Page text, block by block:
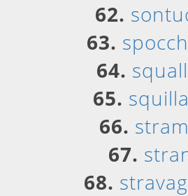
62.
63.
64.
65.
66.
67.
68.